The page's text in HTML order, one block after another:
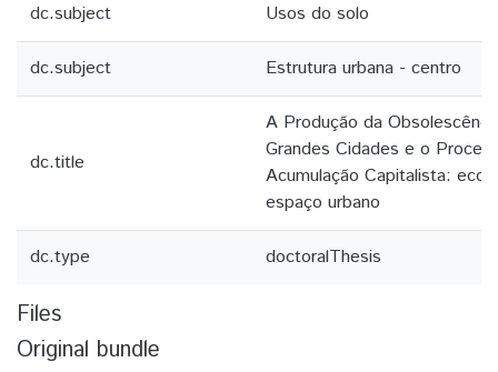
dc.subject Usos do solo
dc.subject Estrutura urbana - centro
dc.title
A Produção da
Grandes Cidades e o
Acumulação Capitalista:
espaço urbano
dc.type doctoralThesis
Files
Original bundle